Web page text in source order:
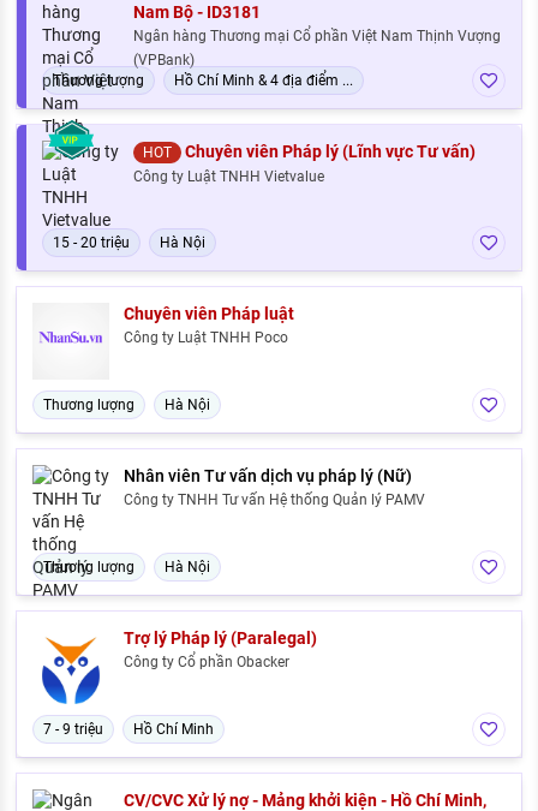
Nam Bộ - ID3181
Ngân hàng Thương mại Cổ phần Việt Nam Thịnh Vượng
(VPBank)
Thương lượng
Hồ Chí Minh & 4 địa điểm ...
HOT Chuyên viên Pháp lý (Lĩnh vực Tư vấn)
Công ty Luật TNHH Vietvalue
15 - 20 triệu Hà Nội
Chuyên viên Pháp luật
Công ty Luật TNHH Poco
Thương lượng Hà Nội
Nhân viên Tư vấn dịch vụ pháp lý (Nữ)
Công ty TNHH Tư vấn Hệ thống Quản lý PAMV
Thương lượng Hà Nội
Trợ lý Pháp lý (Paralegal)
Công ty Cổ phần Obacker
7 - 9 triệu Hồ Chí Minh
CV/CVC Xử lý nợ - Mảng khởi kiện - Hồ Chí Minh,